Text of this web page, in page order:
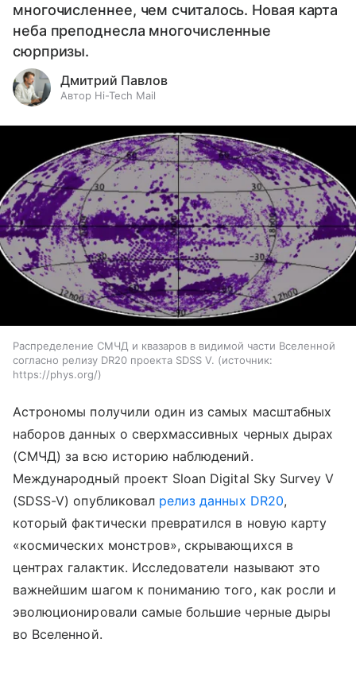
многочисленнее, чем считалось. Новая карта
неба преподнесла многочисленные
сюрпризы.
Дмитрий Павлов
Автор Hi-Tech Mail
Распределение СМЧД и квазаров в видимой части Вселенной
согласно релизу DR20 проекта SDSS V.
источник:
https://phys.org/
Астрономы получили один из самых масштабных
наборов данных о сверхмассивных черных дырах
(СМЧД) за всю историю наблюдений.
Международный проект Sloan Digital Sky Survey V
(SDSS-V) опубликовал релиз данных DR20,
который фактически превратился в новую карту
«космических монстров», скрывающихся в
центрах галактик. Исследователи называют это
важнейшим шагом к пониманию того, как росли и
эволюционировали самые большие черные дыры
во Вселенной.